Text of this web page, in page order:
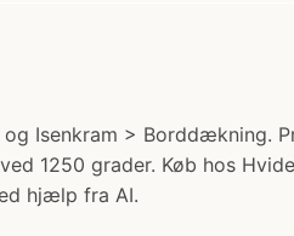
Isenkram > Borddækning.
1250 grader. Køb hos
hjælp fra AI.